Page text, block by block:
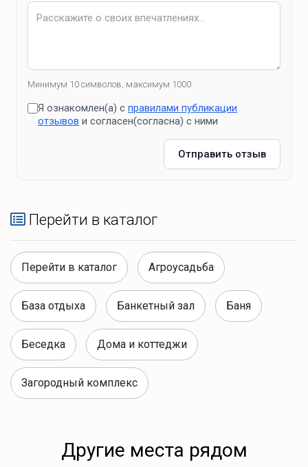
Минимум 10 символов, максимум 1000
Я ознакомлен(а) с правилами публикации
отзывов и согласен(согласна) с ними
Отправить отзыв
Перейти в каталог
Перейти в каталог Агроусадьба
База отдыха Банкетный зал Баня
Беседка Дома и коттеджи
Загородный комплекс
Другие места рядом